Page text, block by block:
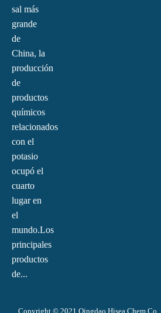
sal más
grande
de
China, la
producción
de
productos
químicos
relacionados
con el
potasio
ocupó el
cuarto
lugar en
el
mundo.Los
principales
productos
de...
Copyright © 2021 Qingdao Hisea Chem